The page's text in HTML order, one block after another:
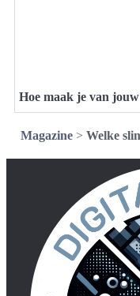
Hoe maak je van
Magazine> Welke